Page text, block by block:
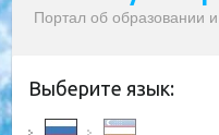
Портал об образовании
Выберите язык: